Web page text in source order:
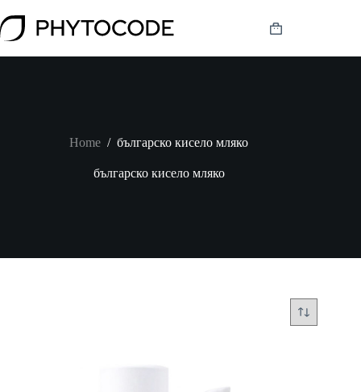
to
content
Shopping
Home / българско кисело мляко
българско кисело мляко